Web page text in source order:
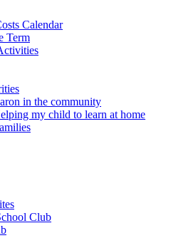
Calendar
Term
in the community
my child to learn at home
Club